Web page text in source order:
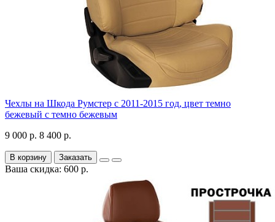
Чехлы на Шкода Румстер с 2011-2015 год, цвет темно
бежевый с темно бежевым
9 000 р. 8 400 р.
В корзину Заказать
Ваша скидка: 600 р.